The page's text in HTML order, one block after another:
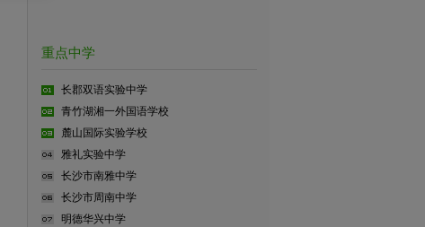
重点中学
长郡双语实验中学
青竹湖湘一外国语学校
麓山国际实验学校
雅礼实验中学
长沙市南雅中学
长沙市周南中学
明德华兴中学